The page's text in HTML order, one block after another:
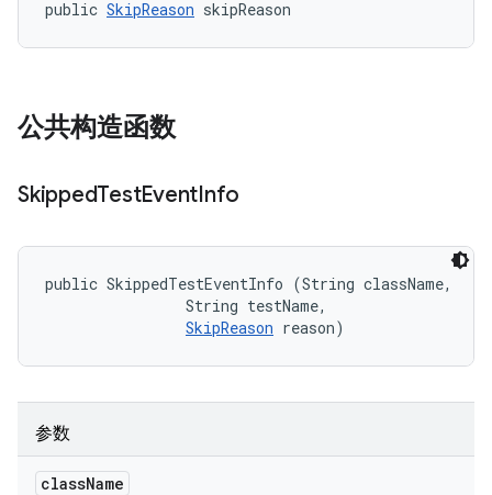
public SkipReason skipReason
公共构造函数
SkippedTestEventInfo
public SkippedTestEventInfo (String className,
                String testName,
SkipReason reason)
参数
className